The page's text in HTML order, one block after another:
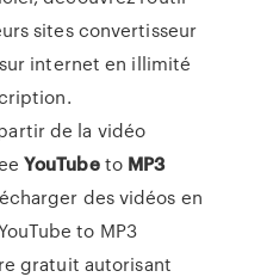
sites convertisseur
internet en illimité
de la vidéo
YouTubeto MP3
des vidéos en
to MP3
gratuit autorisant